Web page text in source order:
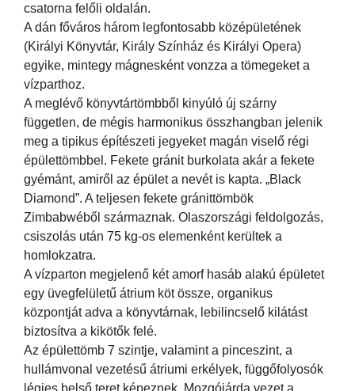
csatorna felőli oldalán.
A dán főváros három legfontosabb középületének
(Királyi Könyvtár, Király Színház és Királyi Opera)
egyike, mintegy mágnesként vonzza a tömegeket a
vízparthoz.
A meglévő könyvtártömbből kinyúló új szárny
független, de mégis harmonikus összhangban jelenik
meg a tipikus építészeti jegyeket magán viselő régi
épülettömbbel. Fekete gránit burkolata akár a fekete
gyémánt, amiről az épület a nevét is kapta. „Black
Diamond”. A teljesen fekete gránittömbök
Zimbabwéből származnak. Olaszországi feldolgozás,
csiszolás után 75 kg-os elemenként kerültek a
homlokzatra.
A vízparton megjelenő két amorf hasáb alakú épületet
egy üvegfelületű átrium köt össze, organikus
központját adva a könyvtárnak, lebilincselő kilátást
biztosítva a kikötők felé.
Az épülettömb 7 szintje, valamint a pinceszint, a
hullámvonal vezetésű átriumi erkélyek, függőfolyosók
légies belső teret képeznek. Mozgójárda vezet a